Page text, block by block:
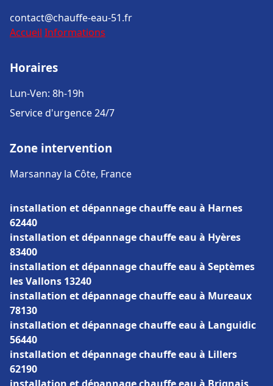
contact@chauffe-eau-51.fr
Accueil Informations
Horaires
Lun-Ven: 8h-19h
Service d'urgence 24/7
Zone intervention
Marsannay la Côte, France
installation et dépannage chauffe eau à Harnes
62440
installation et dépannage chauffe eau à Hyères
83400
installation et dépannage chauffe eau à Septèmes
les Vallons 13240
installation et dépannage chauffe eau à Mureaux
78130
installation et dépannage chauffe eau à Languidic
56440
installation et dépannage chauffe eau à Lillers
62190